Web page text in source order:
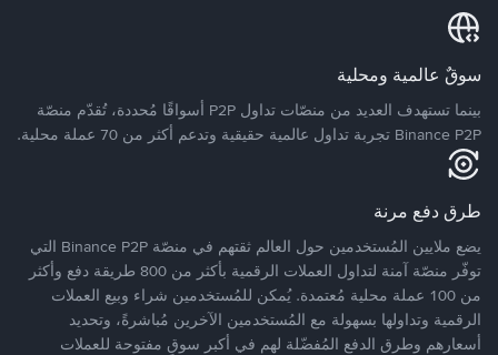
سوقٌ عالمية ومحلية
بينما تستهدف العديد من منصّات تداول P2P أسواقًا مُحددة، تُقدّم منصّة
Binance P2P تجربة تداول عالمية حقيقية وتدعم أكثر من 70 عملة محلية.
طرق دفع مرنة
يضع ملايين المُستخدمين حول العالم ثقتهم في منصّة Binance P2P التي
توفّر منصّة آمنة لتداول العملات الرقمية بأكثر من 800 طريقة دفع وأكثر
من 100 عملة محلية مُعتمدة. يُمكن للمُستخدمين شراء وبيع العملات
الرقمية وتداولها بسهولة مع المُستخدمين الآخرين مُباشرةً، وتحديد
أسعارهم وطرق الدفع المُفضّلة لهم في أكبر سوقٍ مفتوحة للعملات